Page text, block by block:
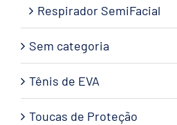
Respirador SemiFacial
Sem categoria
Tênis de EVA
Toucas de Proteção